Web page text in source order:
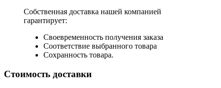
Собственная доставка нашей компанией
гарантирует:
Своевременность получения заказа
Соответствие выбранного товара
Сохранность товара.
Стоимость доставки